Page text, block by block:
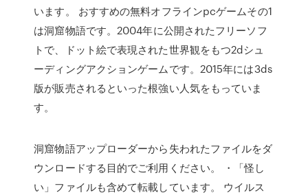
います。 おすすめの無料オフラインpcゲームその1
は洞窟物語です。2004年に公開されたフリーソフ
トで、ドット絵で表現された世界観をもつ2dシュ
ーディングアクションゲームです。2015年には3ds
版が販売されるといった根強い人気をもっていま
す。
洞窟物語アップローダーから失われたファイルをダ
ウンロードする目的でご利用ください。 ・「怪し
い」ファイルも含めて転載しています。 ウイルス